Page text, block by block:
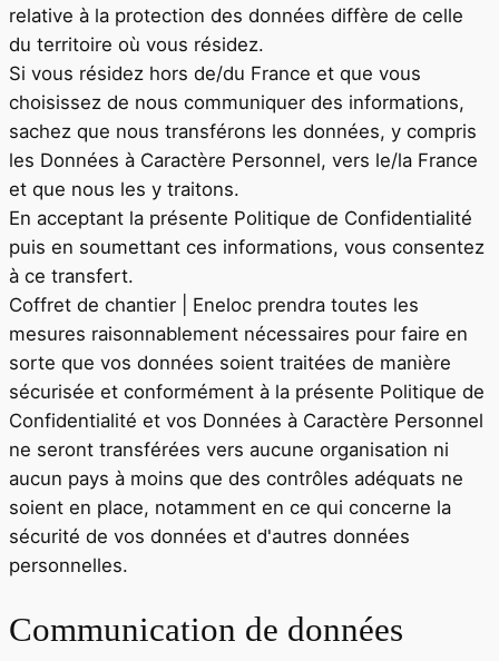
relative à la protection des données diffère de celle
du territoire où vous résidez.
Si vous résidez hors de/du France et que vous
choisissez de nous communiquer des informations,
sachez que nous transférons les données, y compris
les Données à Caractère Personnel, vers le/la France
et que nous les y traitons.
En acceptant la présente Politique de Confidentialité
puis en soumettant ces informations, vous consentez
à ce transfert.
Coffret de chantier | Eneloc prendra toutes les
mesures raisonnablement nécessaires pour faire en
sorte que vos données soient traitées de manière
sécurisée et conformément à la présente Politique de
Confidentialité et vos Données à Caractère Personnel
ne seront transférées vers aucune organisation ni
aucun pays à moins que des contrôles adéquats ne
soient en place, notamment en ce qui concerne la
sécurité de vos données et d'autres données
personnelles.
Communication de données